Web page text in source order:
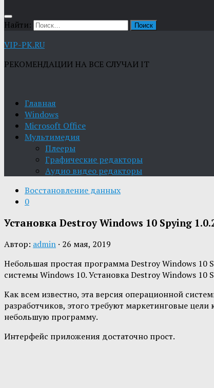
Найти:
VIP-PK.RU
РЕКОМЕНДАЦИИ НА ВСЕ СЛУЧАИ IT
Главная
Windows
Microsoft Office
Мультимедия
Плееры
Графические редакторы
Aудио видео редакторы
Восстановление данных
0
Установка Destroy Windows 10 Spying
Автор: admin · 26 мая, 2019
Небольшая простая программа Destroy Windows 10
системы Windows 10. Установка Destroy Windows 10
Как всем известно, эта версия операционной
разработчиков, этого требуют маркетинговые
небольшую программу.
Интерфейс приложения достаточно прост.